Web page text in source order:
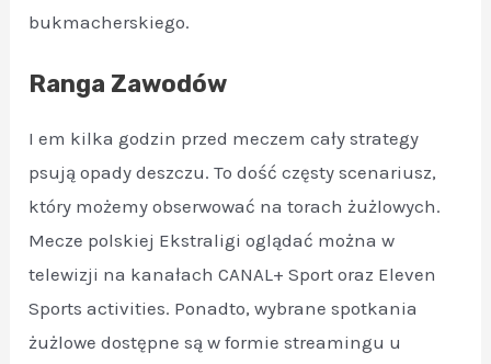
bukmacherskiego.
Ranga Zawodów
I em kilka godzin przed meczem cały strategy
psują opady deszczu. To dość częsty scenariusz,
który możemy obserwować na torach żużlowych.
Mecze polskiej Ekstraligi oglądać można w
telewizji na kanałach CANAL+ Sport oraz Eleven
Sports activities. Ponadto, wybrane spotkania
żużlowe dostępne są w formie streamingu u